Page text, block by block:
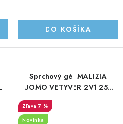
DO KOŠÍKA
Sprchový gél MALIZIA
UOMO VETYVER 2V1 250
7 %
Novinka